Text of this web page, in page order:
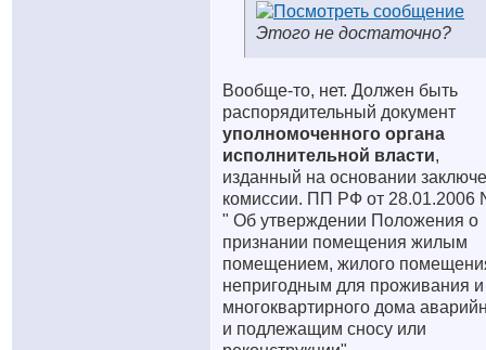
Этого не достаточно?
Вообще-то, нет. Должен быть
распорядительный документ
уполномоченного органа
исполнительной власти,
изданный на основании
комиссии. ПП РФ от 28.01.2006
" Об утверждении Положения о
признании помещения жилым
помещением, жилого
непригодным для проживания и
многоквартирного дома
и подлежащим сносу или